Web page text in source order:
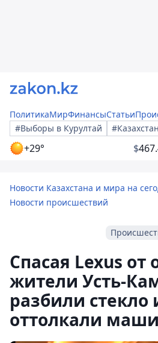
ПолитикаМирФинансыСтатьи
#Выборы в Курултай
+29° $
Новости Казахстана и мира на
Новости происшествий
Спасая Lexus от
жители Усть-
разбили стекло
оттолкали